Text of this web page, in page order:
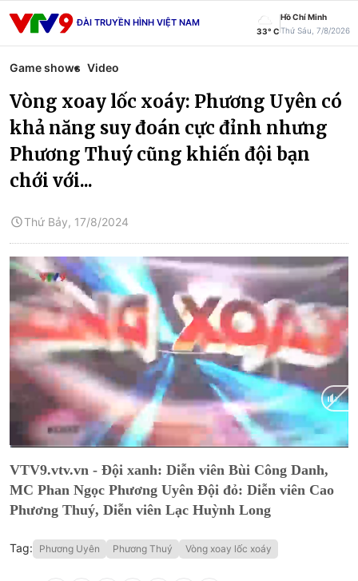
ĐÀI TRUYỀN HÌNH VIỆT NAM
33° C
Hồ Chí Minh
Thứ Sáu, 7/8/2026
Game shows Video
Vòng xoay lốc xoáy: Phương Uyên có
khả năng suy đoán cực đỉnh nhưng
Phương Thuý cũng khiến đội bạn
chới với...
Thứ Bảy, 17/8/2024
Time
VTV9.vtv.vn - Đội xanh: Diễn viên Bùi Công Danh,
MC Phan Ngọc Phương Uyên Đội đỏ: Diễn viên Cao
Phương Thuý, Diễn viên Lạc Huỳnh Long
Tag: Phương Uyên Phương Thuý Vòng xoay lốc xoáy